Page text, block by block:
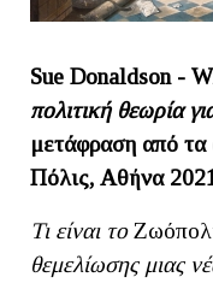
Sue Donaldson -
πολιτική θεωρία
μετάφραση από
Πόλις, Αθήνα
Τι είναι το
θεμελίωσης μιας